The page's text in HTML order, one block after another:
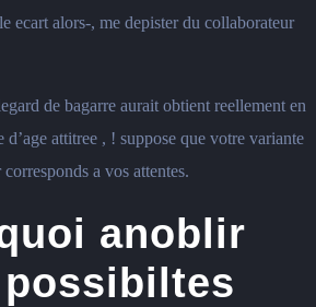
ecart alors-, me depister du collaborateur
de bagarre aurait obtient reellement en
d’age attitree , ! suppose que votre variante
a vos attentes.
anoblir